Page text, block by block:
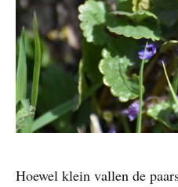
Hoewel klein vallen de